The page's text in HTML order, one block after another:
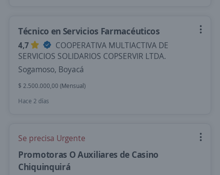
Técnico en Servicios Farmacéuticos
4,7
COOPERATIVA MULTIACTIVA DE
SERVICIOS SOLIDARIOS COPSERVIR LTDA.
Sogamoso, Boyacá
$ 2.500.000,00 (Mensual)
Hace 2 días
Se precisa Urgente
Promotoras O Auxiliares de Casino
Chiquinquirá